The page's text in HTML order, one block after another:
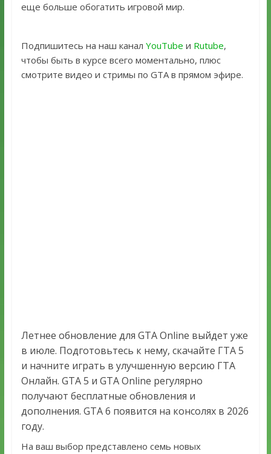
еще больше обогатить игровой мир.
Подпишитесь на наш канал YouTube и Rutube,
чтобы быть в курсе всего моментально, плюс
смотрите видео и стримы по GTA в прямом эфире.
Летнее обновление для GTA Online выйдет уже
в июле. Подготовьтесь к нему, скачайте ГТА 5
и начните играть в улучшенную версию ГТА
Онлайн. GTA 5 и GTA Online регулярно
получают бесплатные обновления и
дополнения. GTA 6 появится на консолях в 2026
году.
На ваш выбор представлено семь новых